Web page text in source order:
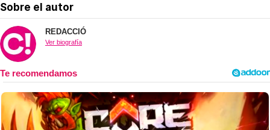
Sobre el autor
REDACCIÓ
Ver biografía